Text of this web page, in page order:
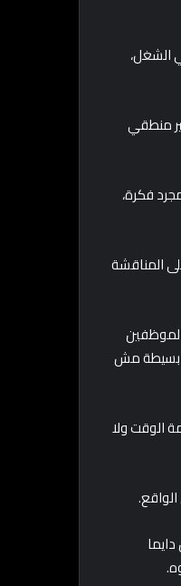
الشغل،
منطقي
فكرة،
المناقشة
بسيطة مش
الوقت ولا